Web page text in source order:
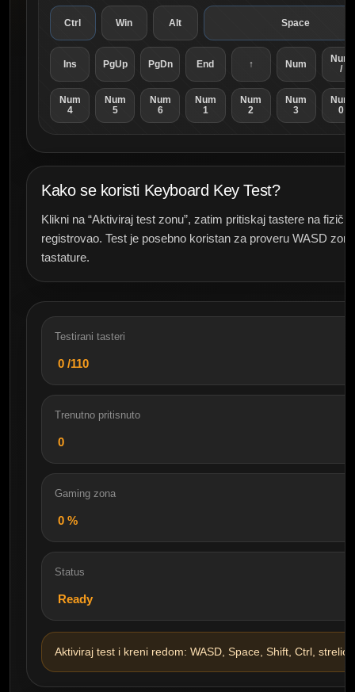
Ctrl Win Alt Space
Ins PgUp PgDn End ↑ Num
Num
/
Num
4
Num
5
Num
6
Num
1
Num
2
Num
3
Num
0
Kako se koristi Keyboard Key Test?
Klikni na “Aktiviraj test zonu”, zatim pritiskaj tastere na
registrovao. Test je posebno koristan za proveru WASD
tastature.
Testirani tasteri
0 /110
Trenutno pritisnuto
0
Gaming zona
0 %
Status
Ready
Aktiviraj test i kreni redom: WASD, Space, Shift, Ctrl,